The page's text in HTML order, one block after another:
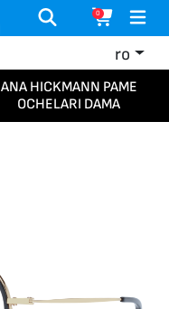
0
ro
ANA HICKMANN РАМЕ
OCHELARI DAMA